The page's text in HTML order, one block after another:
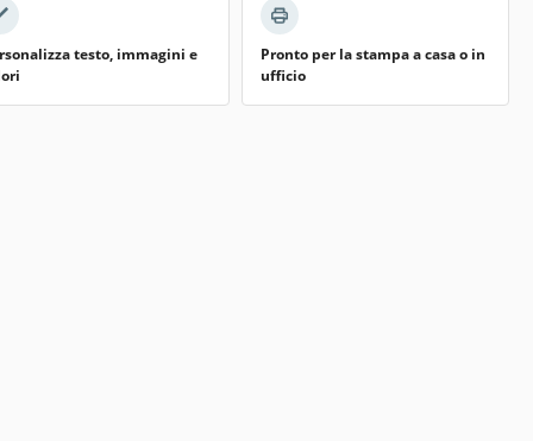
testo, immagini e
Pronto per la stampa a casa o in
ufficio